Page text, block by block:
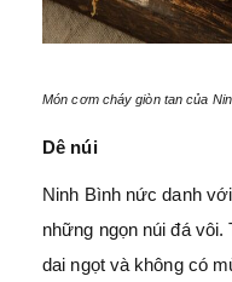
Món cơm cháy giòn tan của
Dê núi
Ninh Bình nức danh
những ngọn núi đá vôi.
dai ngọt và không có